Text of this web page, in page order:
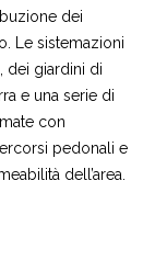
dei
Le sistemazioni
dei giardini di
e una serie di
con
pedonali e
dell’area.